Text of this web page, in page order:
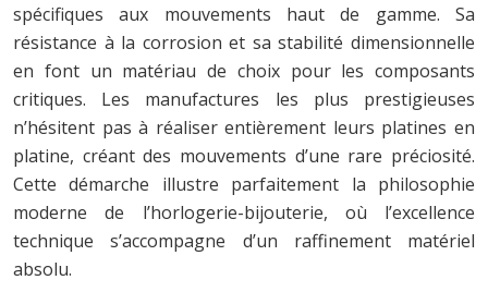
spécifiques aux mouvements haut de gamme. Sa
résistance à la corrosion et sa stabilité dimensionnelle
en font un matériau de choix pour les composants
critiques. Les manufactures les plus prestigieuses
n’hésitent pas à réaliser entièrement leurs platines en
platine, créant des mouvements d’une rare préciosité.
Cette démarche illustre parfaitement la philosophie
moderne de l’horlogerie-bijouterie, où l’excellence
technique s’accompagne d’un raffinement matériel
absolu.